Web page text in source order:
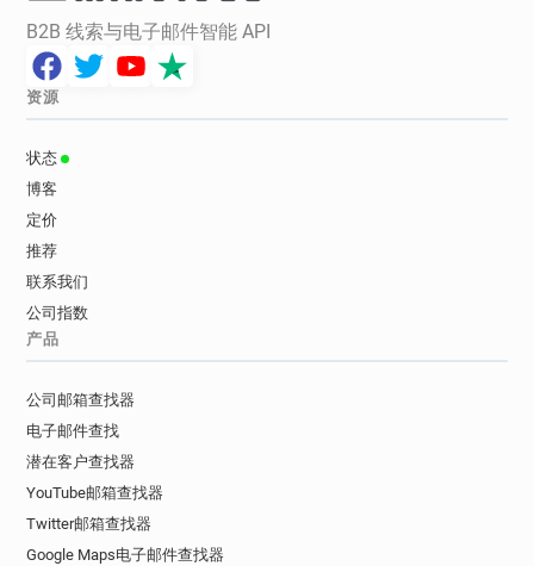
B2B 线索与电子邮件智能 API
资源
状态
博客
定价
推荐
联系我们
公司指数
产品
公司邮箱查找器
电子邮件查找
潜在客户查找器
YouTube邮箱查找器
Twitter邮箱查找器
Google Maps电子邮件查找器